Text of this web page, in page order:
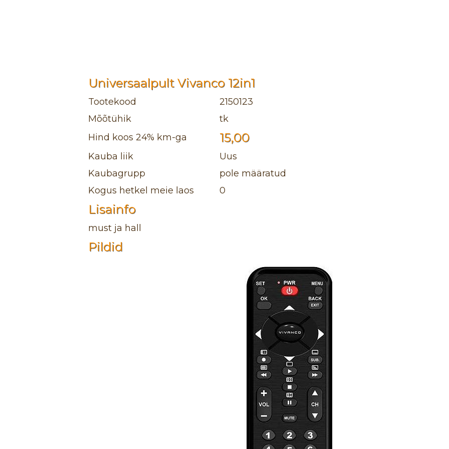
Universaalpult Vivanco 12in1
Tootekood
2150123
Mõõtühik
tk
Hind koos 24% km-ga
15,00
Kauba liik
Uus
Kaubagrupp
pole määratud
Kogus hetkel meie laos
0
Lisainfo
must ja hall
Pildid